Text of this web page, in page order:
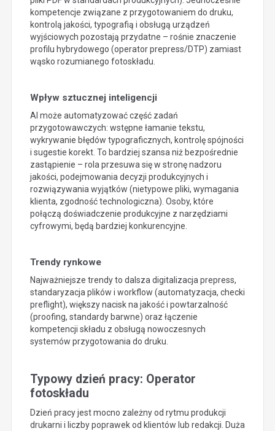
kompetencje związane z przygotowaniem do druku,
kontrolą jakości, typografią i obsługą urządzeń
wyjściowych pozostają przydatne – rośnie znaczenie
profilu hybrydowego (operator prepress/DTP) zamiast
wąsko rozumianego fotoskładu.
Wpływ sztucznej inteligencji
AI może automatyzować część zadań
przygotowawczych: wstępne łamanie tekstu,
wykrywanie błędów typograficznych, kontrolę spójności
i sugestie korekt. To bardziej szansa niż bezpośrednie
zastąpienie – rola przesuwa się w stronę nadzoru
jakości, podejmowania decyzji produkcyjnych i
rozwiązywania wyjątków (nietypowe pliki, wymagania
klienta, zgodność technologiczna). Osoby, które
połączą doświadczenie produkcyjne z narzędziami
cyfrowymi, będą bardziej konkurencyjne.
Trendy rynkowe
Najważniejsze trendy to dalsza digitalizacja prepress,
standaryzacja plików i workflow (automatyzacja, checki
preflight), większy nacisk na jakość i powtarzalność
(proofing, standardy barwne) oraz łączenie
kompetencji składu z obsługą nowoczesnych
systemów przygotowania do druku.
Typowy dzień pracy: Operator
fotoskładu
Dzień pracy jest mocno zależny od rytmu produkcji
drukarni i liczby poprawek od klientów lub redakcji. Duża